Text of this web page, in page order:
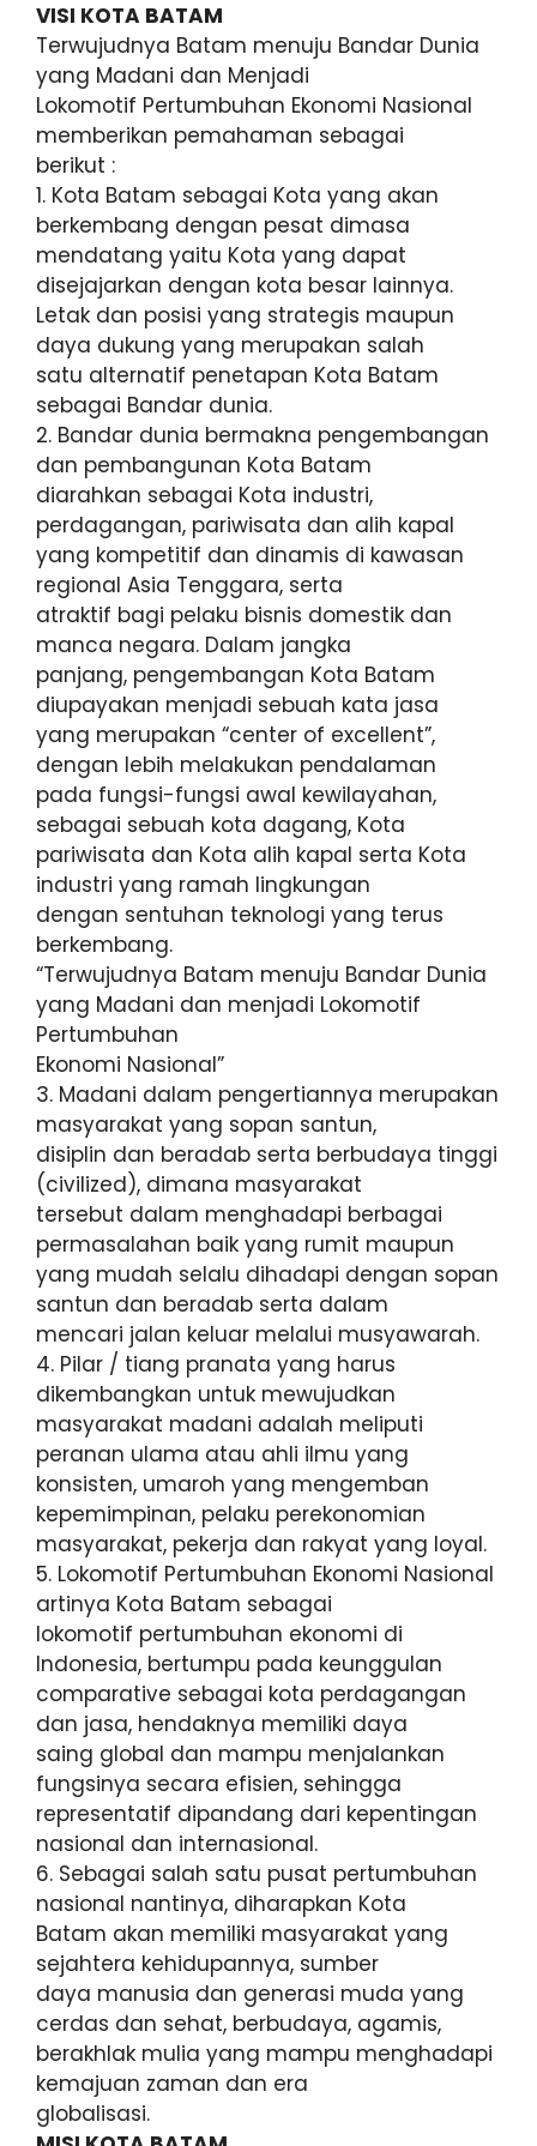
VISI KOTA BATAM
Terwujudnya Batam menuju Bandar Dunia
yang Madani dan Menjadi
Lokomotif Pertumbuhan Ekonomi Nasional
memberikan pemahaman sebagai
berikut :
1. Kota Batam sebagai Kota yang akan
berkembang dengan pesat dimasa
mendatang yaitu Kota yang dapat
disejajarkan dengan kota besar lainnya.
Letak dan posisi yang strategis maupun
daya dukung yang merupakan salah
satu alternatif penetapan Kota Batam
sebagai Bandar dunia.
2. Bandar dunia bermakna pengembangan
dan pembangunan Kota Batam
diarahkan sebagai Kota industri,
perdagangan, pariwisata dan alih kapal
yang kompetitif dan dinamis di kawasan
regional Asia Tenggara, serta
atraktif bagi pelaku bisnis domestik dan
manca negara. Dalam jangka
panjang, pengembangan Kota Batam
diupayakan menjadi sebuah kata jasa
yang merupakan “center of excellent”,
dengan lebih melakukan pendalaman
pada fungsi-fungsi awal kewilayahan,
sebagai sebuah kota dagang, Kota
pariwisata dan Kota alih kapal serta Kota
industri yang ramah Iingkungan
dengan sentuhan teknologi yang terus
berkembang.
“Terwujudnya Batam menuju Bandar Dunia
yang Madani dan menjadi Lokomotif
Pertumbuhan
Ekonomi Nasional”
3. Madani dalam pengertiannya merupakan
masyarakat yang sopan santun,
disiplin dan beradab serta berbudaya tinggi
(civilized), dimana masyarakat
tersebut dalam menghadapi berbagai
permasalahan baik yang rumit maupun
yang mudah selalu dihadapi dengan sopan
santun dan beradab serta dalam
mencari jalan keluar melalui musyawarah.
4. Pilar / tiang pranata yang harus
dikembangkan untuk mewujudkan
masyarakat madani adalah meliputi
peranan ulama atau ahli ilmu yang
konsisten, umaroh yang mengemban
kepemimpinan, pelaku perekonomian
masyarakat, pekerja dan rakyat yang loyal.
5. Lokomotif Pertumbuhan Ekonomi Nasional
artinya Kota Batam sebagai
lokomotif pertumbuhan ekonomi di
Indonesia, bertumpu pada keunggulan
comparative sebagai kota perdagangan
dan jasa, hendaknya memiliki daya
saing global dan mampu menjalankan
fungsinya secara efisien, sehingga
representatif dipandang dari kepentingan
nasional dan internasional.
6. Sebagai salah satu pusat pertumbuhan
nasional nantinya, diharapkan Kota
Batam akan memiliki masyarakat yang
sejahtera kehidupannya, sumber
daya manusia dan generasi muda yang
cerdas dan sehat, berbudaya, agamis,
berakhlak mulia yang mampu menghadapi
kemajuan zaman dan era
globalisasi.